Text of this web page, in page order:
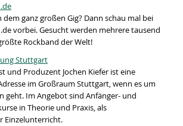
dem ganz großen Gig? Dann schau mal bei
vorbei. Gesucht werden mehrere tausend
Rockband der Welt!
Stuttgart
und Produzent Jochen Kiefer ist eine
im Großraum Stuttgart, wenn es um
geht. Im Angebot sind Anfänger- und
in Theorie und Praxis, als
Einzelunterricht.